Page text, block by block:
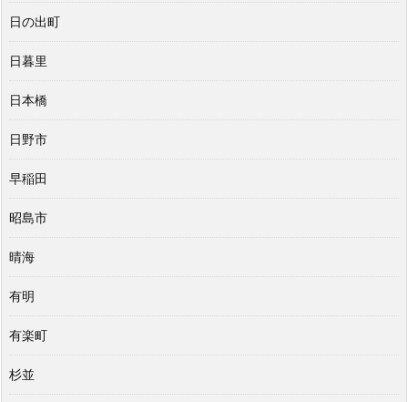
日の出町
日暮里
日本橋
日野市
早稲田
昭島市
晴海
有明
有楽町
杉並